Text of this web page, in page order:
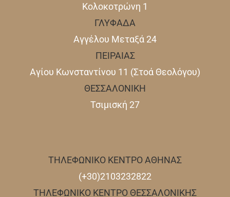
Κολοκοτρώνη 1
ΓΛΥΦΑΔΑ
Αγγέλου Μεταξά 24
ΠΕΙΡΑΙΑΣ
Αγίου Κωνσταντίνου 11 (Στοά Θεολόγου)
ΘΕΣΣΑΛΟΝΙΚΗ
Τσιμισκή 27
ΤΗΛΕΦΩΝΙΚΟ ΚΕΝΤΡΟ ΑΘΗΝΑΣ
(+30)2103232822
ΤΗΛΕΦΩΝΙΚΟ ΚΕΝΤΡΟ ΘΕΣΣΑΛΟΝΙΚΗΣ